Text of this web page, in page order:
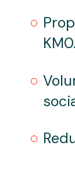
KM0.